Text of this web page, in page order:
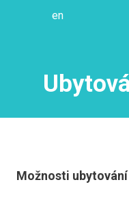
cs
en
Možnosti ubytování